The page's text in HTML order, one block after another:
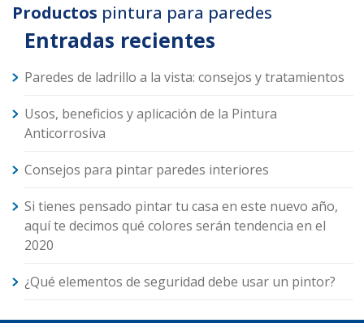
Productos pintura para paredes
Entradas recientes
Paredes de ladrillo a la vista: consejos y tratamientos
Usos, beneficios y aplicación de la Pintura
Anticorrosiva
Consejos para pintar paredes interiores
Si tienes pensado pintar tu casa en este nuevo año,
aquí te decimos qué colores serán tendencia en el
2020
¿Qué elementos de seguridad debe usar un pintor?